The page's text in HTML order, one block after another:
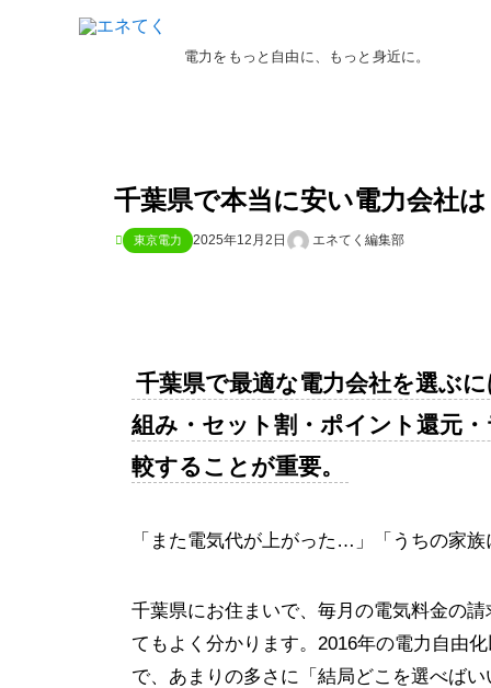
電力をもっと自由に、もっと身近に。
千葉県で本当に安い電力会社
東京電力 2025年12月2日 エネてく編集部
千葉県で最適な電力会社を選ぶ
組み・セット割・ポイント還元
較することが重要。
「また電気代が上がった…」「うちの家
千葉県にお住まいで、毎月の電気料金の
てもよく分かります。2016年の電力自由
で、あまりの多さに「結局どこを選べば